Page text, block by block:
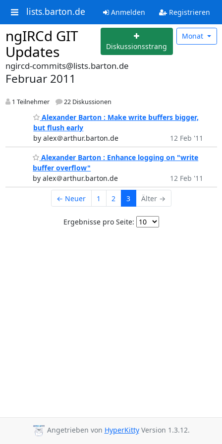
lists.barton.de Anmelden Registrieren
ngIRCd GIT
Updates
Diskussionsstrang
Monat
ngircd-commits@lists.barton.de
Februar 2011
1 Teilnehmer 22 Diskussionen
Alexander Barton : Make write buffers bigger,
but flush early
by alex＠arthur.barton.de
12 Feb '11
Alexander Barton : Enhance logging on "write
buffer overflow"
by alex＠arthur.barton.de
12 Feb '11
← Neuer 1 2 3 Älter →
Ergebnisse pro Seite:
Angetrieben von HyperKittyVersion 1.3.12.